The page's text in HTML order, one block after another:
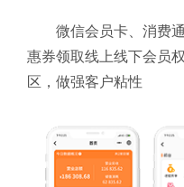
微信会员卡、消费
惠券领取线上线下会员
区，做强客户粘性